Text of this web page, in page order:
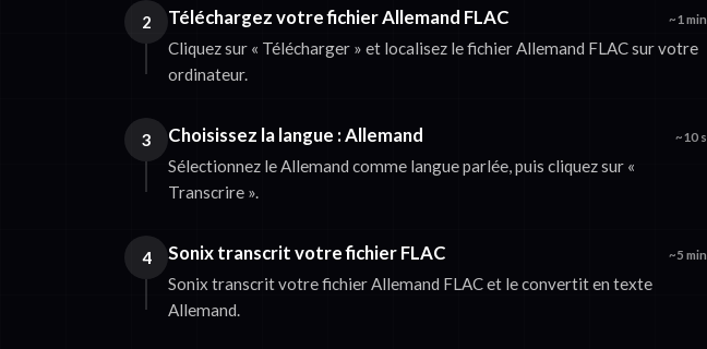
2 Téléchargez votre fichier Allemand FLAC ~1 min
Cliquez sur « Télécharger » et localisez le fichier Allemand FLAC sur votre
ordinateur.
3 Choisissez la langue : Allemand ~10 s
Sélectionnez le Allemand comme langue parlée, puis cliquez sur «
Transcrire ».
4 Sonix transcrit votre fichier FLAC ~5 min
Sonix transcrit votre fichier Allemand FLAC et le convertit en texte
Allemand.